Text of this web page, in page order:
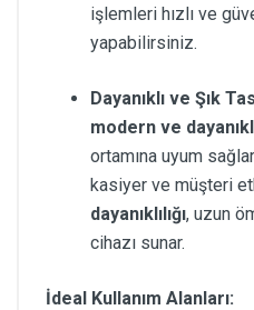
işlemleri hızlı ve
yapabilirsiniz.
Dayanıklı ve Şık
modern ve
ortamına uyum
kasiyer ve müşteri
dayanıklılığı, uzun
cihazı sunar.
İdeal Kullanım Alanları: